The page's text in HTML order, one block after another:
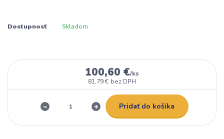
Dostupnosť Skladom
100,60 €/ks
81,79 € bez DPH
Pridať do košíka